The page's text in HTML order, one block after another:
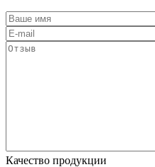
Качество продукции